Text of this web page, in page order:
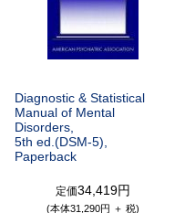
Diagnostic & Statistical
Manual of Mental
Disorders,
5th ed.(DSM-5),
Paperback
定価34,419円
(本体31,290円 ＋ 税)